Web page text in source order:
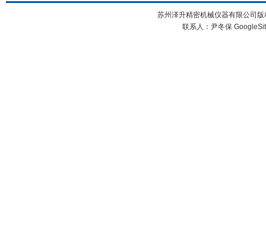
苏州泽升精密机械仪器有限公司
联系人：尹冬保